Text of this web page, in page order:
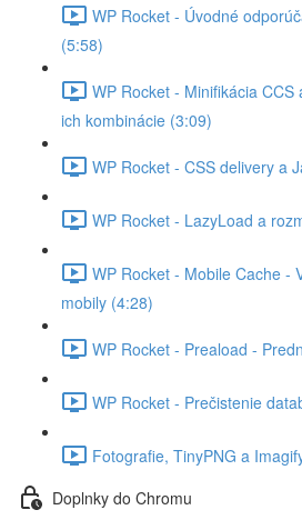
WP Rocket - Úvodné
(5:58)
WP Rocket - Minifikácia
ich kombinácie (3:09)
WP Rocket - CSS delivery a
WP Rocket - LazyLoad a
WP Rocket - Mobile Cache -
mobily (4:28)
WP Rocket - Preaload -
WP Rocket - Prečistenie
Fotografie, TinyPNG a
Doplnky do Chromu